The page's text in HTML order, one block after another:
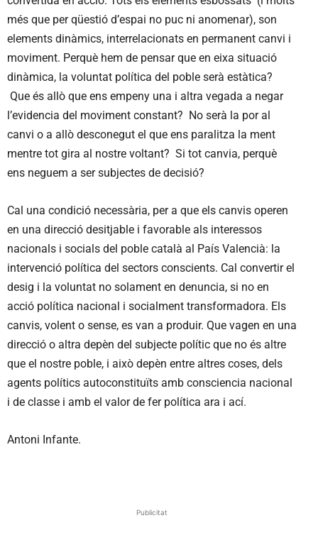
més que per qüestió d’espai no puc ni anomenar), son
elements dinàmics, interrelacionats en permanent canvi i
moviment. Perquè hem de pensar que en eixa situació
dinàmica, la voluntat política del poble serà estàtica?
Que és allò que ens empeny una i altra vegada a negar
l’evidencia del moviment constant? No serà la por al
canvi o a allò desconegut el que ens paralitza la ment
mentre tot gira al nostre voltant? Si tot canvia, perquè
ens neguem a ser subjectes de decisió?
Cal una condició necessària, per a que els canvis operen
en una direcció desitjable i favorable als interessos
nacionals i socials del poble català al País Valencià: la
intervenció política del sectors conscients. Cal convertir el
desig i la voluntat no solament en denuncia, si no en
acció política nacional i socialment transformadora. Els
canvis, volent o sense, es van a produir. Que vagen en una
direcció o altra depèn del subjecte polític que no és altre
que el nostre poble, i això depèn entre altres coses, dels
agents polítics autoconstituïts amb consciencia nacional
i de classe i amb el valor de fer política ara i ací.
Antoni Infante.
Publicitat